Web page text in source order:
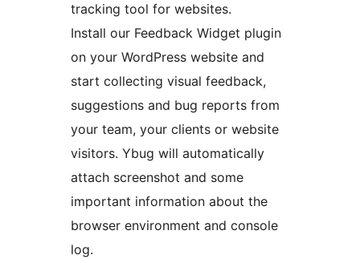
tracking tool for websites.
Install our Feedback Widget plugin
on your WordPress website and
start collecting visual feedback,
suggestions and bug reports from
your team, your clients or website
visitors. Ybug will automatically
attach screenshot and some
important information about the
browser environment and console
log.